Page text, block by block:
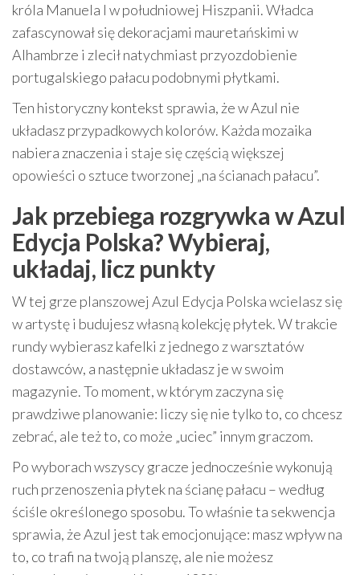
króla Manuela I w południowej Hiszpanii. Władca
zafascynował się dekoracjami mauretańskimi w
Alhambrze i zlecił natychmiast przyozdobienie
portugalskiego pałacu podobnymi płytkami.
Ten historyczny kontekst sprawia, że w Azul nie
układasz przypadkowych kolorów. Każda mozaika
nabiera znaczenia i staje się częścią większej
opowieści o sztuce tworzonej „na ścianach pałacu”.
Jak przebiega rozgrywka w Azul
Edycja Polska? Wybieraj,
układaj, licz punkty
W tej grze planszowej Azul Edycja Polska wcielasz się
w artystę i budujesz własną kolekcję płytek. W trakcie
rundy wybierasz kafelki z jednego z warsztatów
dostawców, a następnie układasz je w swoim
magazynie. To moment, w którym zaczyna się
prawdziwe planowanie: liczy się nie tylko to, co chcesz
zebrać, ale też to, co może „uciec” innym graczom.
Po wyborach wszyscy gracze jednocześnie wykonują
ruch przenoszenia płytek na ścianę pałacu – według
ściśle określonego sposobu. To właśnie ta sekwencja
sprawia, że Azul jest tak emocjonujące: masz wpływ na
to, co trafi na twoją planszę, ale nie możesz